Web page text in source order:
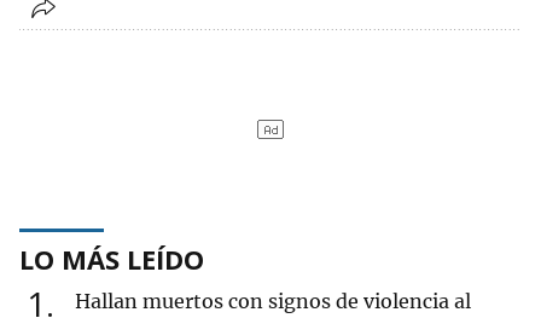
LO MÁS LEÍDO
1
Hallan muertos con signos de violencia al